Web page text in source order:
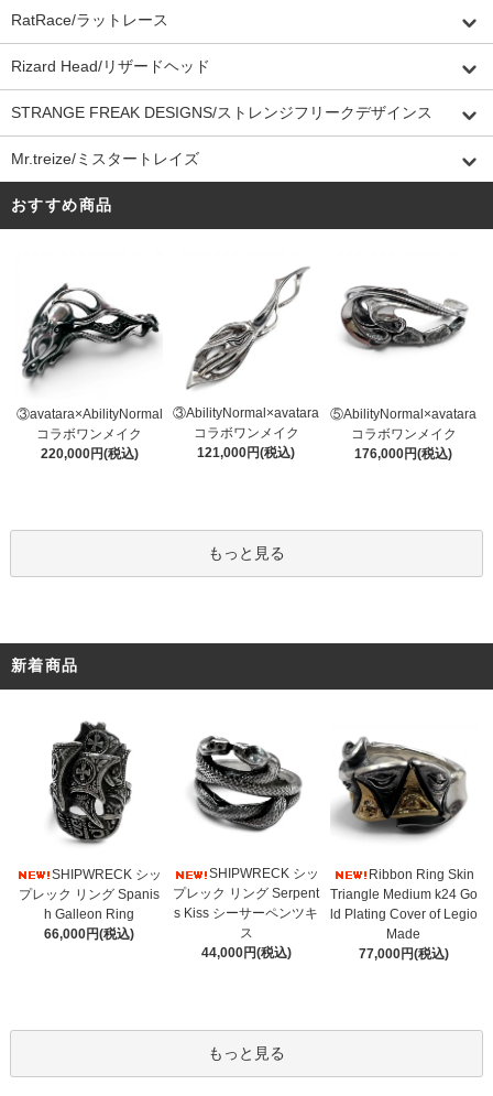
RatRace/ラットレース
Rizard Head/リザードヘッド
STRANGE FREAK DESIGNS/ストレンジフリークデザインス
Mr.treize/ミスタートレイズ
おすすめ商品
③avatara×AbilityNormal
コラボワンメイク
220,000円(税込)
③AbilityNormal×avatara
コラボワンメイク
121,000円(税込)
⑤AbilityNormal×avatara
コラボワンメイク
176,000円(税込)
もっと見る
新着商品
SHIPWRECK シッ
プレック リング Spanis
h Galleon Ring
66,000円(税込)
SHIPWRECK シッ
プレック リング Serpent
s Kiss シーサーペンツキ
ス
44,000円(税込)
Ribbon Ring Skin
Triangle Medium k24 Go
ld Plating Cover of Legio
Made
77,000円(税込)
もっと見る